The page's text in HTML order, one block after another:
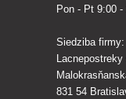
Pon - Pt 9:00 -
Siedziba firmy:
Lacnepostreky
831 54